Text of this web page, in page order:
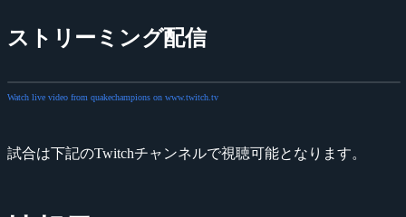
ストリーミング配信
Watch live video from quakechampions on www.twitch.tv
試合は下記のTwitchチャンネルで視聴可能となります。